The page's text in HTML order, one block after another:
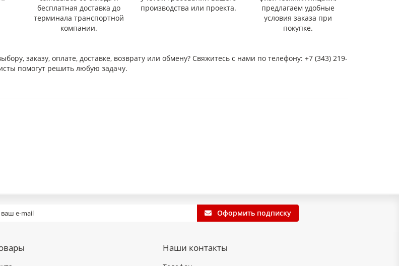
пленки до 50 мкм включительно
108(1100)
пленки от 50 до 76 мкм включительно
98(1000)
при разрыве, %, не менее:
бесплатная доставка до
терминала транспортной
компании.
производства или проекта.
предлагаем удобные
условия заказа при
покупке.
заказу, оплате, доставке, возврату или обмену? Свяжитесь с нами по телефону: +7 (343) 219-
помогут решить любую задачу.
Оформить подписку
Наши контакты